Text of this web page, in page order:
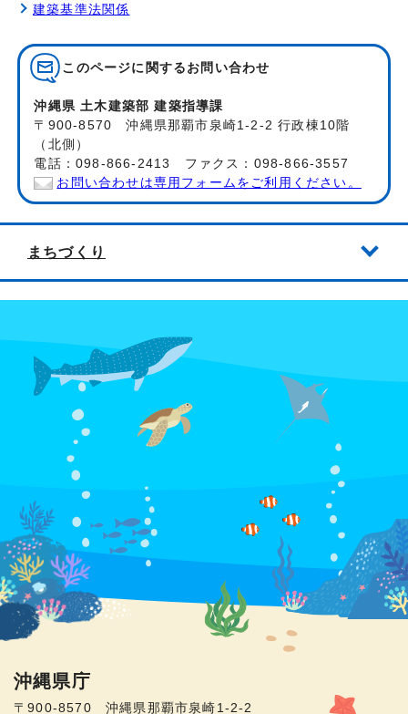
建築基準法関係
このページに関する お問い合わせ
沖縄県 土木建築部 建築指導課
〒900-8570 沖縄県那覇市泉崎1-2-2 行政棟10階
（北側）
電話：098-866-2413 ファクス：098-866-3557
お問い合わせは専用フォームをご利用ください。
まちづくり
沖縄県庁
〒900-8570 沖縄県那覇市泉崎1-2-2